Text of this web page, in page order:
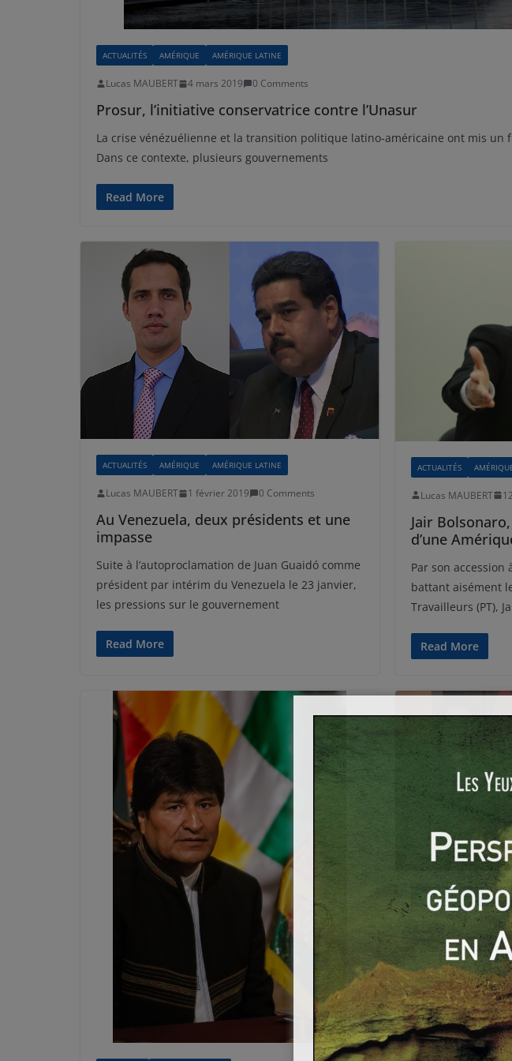
ACTUALITÉS AMÉRIQUE AMÉRIQUE LATINE
Lucas MAUBERT 4 mars 2019 0 Comments
Prosur, l’initiative conservatrice contre l’Unasur
La crise vénézuélienne et la transition politique latino-américaine ont mis un
Dans ce contexte, plusieurs gouvernements
Read More
ACTUALITÉS AMÉRIQUE AMÉRIQUE LATINE
Lucas MAUBERT 1 février 2019 0 Comments
Au Venezuela, deux présidents et une
impasse
Suite à l’autoproclamation de Juan Guaidó comme
président par intérim du Venezuela le 23 janvier,
les pressions sur le gouvernement
Read More
ACTUALITÉS
Lucas MAUBERT
Jair
d’une
Par son
battant aisément
Travailleurs (PT),
Read More
ACTUALITÉS AMÉRIQUE
Lucas MAUBERT
Le Pérou en
Les nouvelles
international de
failli faire tomber